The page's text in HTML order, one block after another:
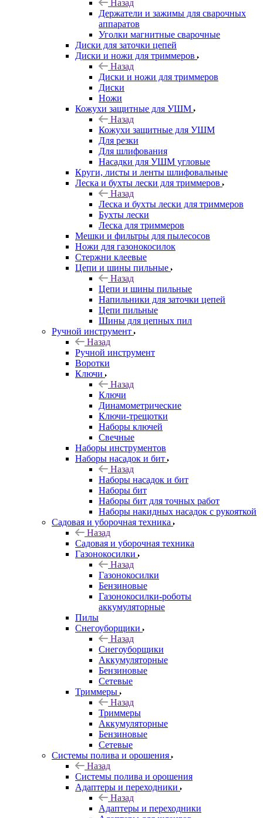
Назад
Держатели и зажимы для сварочных
аппаратов
Уголки магнитные сварочные
Диски для заточки цепей
Диски и ножи для триммеров
Назад
Диски и ножи для триммеров
Диски
Ножи
Кожухи защитные для УШМ
Назад
Кожухи защитные для УШМ
Для резки
Для шлифования
Насадки для УШМ угловые
Круги, листы и ленты шлифовальные
Леска и бухты лески для триммеров
Назад
Леска и бухты лески для триммеров
Бухты лески
Леска для триммеров
Мешки и фильтры для пылесосов
Ножи для газонокосилок
Стержни клеевые
Цепи и шины пильные
Назад
Цепи и шины пильные
Напильники для заточки цепей
Цепи пильные
Шины для цепных пил
Ручной инструмент
Назад
Ручной инструмент
Воротки
Ключи
Назад
Ключи
Динамометрические
Ключи-трещотки
Наборы ключей
Свечные
Наборы инструментов
Наборы насадок и бит
Назад
Наборы насадок и бит
Наборы бит
Наборы бит для точных работ
Наборы накидных насадок с рукояткой
Садовая и уборочная техника
Назад
Садовая и уборочная техника
Газонокосилки
Назад
Газонокосилки
Бензиновые
Газонокосилки-роботы
аккумуляторные
Пилы
Снегоуборщики
Назад
Снегоуборщики
Аккумуляторные
Бензиновые
Сетевые
Триммеры
Назад
Триммеры
Аккумуляторные
Бензиновые
Сетевые
Системы полива и орошения
Назад
Системы полива и орошения
Адаптеры и переходники
Назад
Адаптеры и переходники